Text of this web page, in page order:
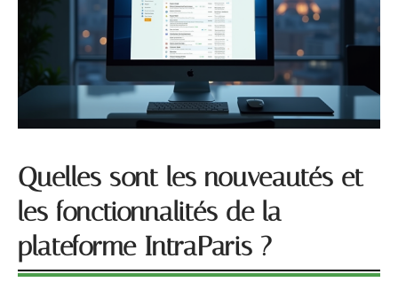
Quelles sont les nouveautés et
les fonctionnalités de la
plateforme IntraParis ?